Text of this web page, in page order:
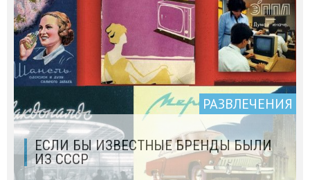
РАЗВЛЕЧЕНИЯ
ЕСЛИ БЫ ИЗВЕСТНЫЕ БРЕНДЫ БЫЛИ
ИЗ СССР